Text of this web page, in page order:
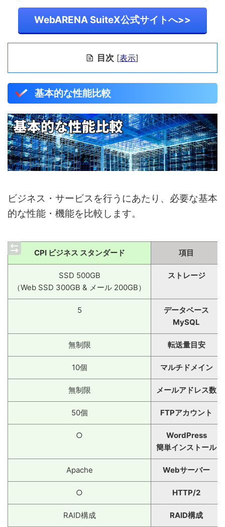
WebARENA SuiteX公式サイトへ>>
目次 [表示]
基本的な性能比較
ビジネス・サービスを行うにあたり、必要な基本
的な性能・機能を比較します。
CPI ビジネス スタンダード 項目
SSD 500GB
（Web SSD 300GB & メール 200GB）
ストレージ
5
データベース
MySQL
無制限 転送量目安
10個 マルチドメイン
無制限 メールアドレス数
50個 FTPアカウント
○
WordPress
簡単インストール
Apache Webサーバー
○ HTTP/2
RAID構成 RAID構成